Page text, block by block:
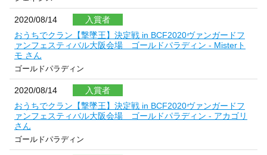
2020/08/14
入賞者
おうちでクラン【撃墜王】決定戦 in BCF2020ヴァンガードフ
ァンフェスティバル大阪会場 ゴールドパラディン - Misterト
モ さん
ゴールドパラディン
2020/08/14
入賞者
おうちでクラン【撃墜王】決定戦 in BCF2020ヴァンガードフ
ァンフェスティバル大阪会場 ゴールドパラディン - アカゴリ
さん
ゴールドパラディン